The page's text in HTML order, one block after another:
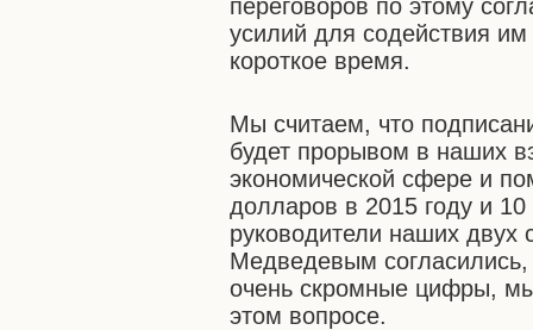
переговоров по этому
усилий для содействия
короткое время.
Мы считаем, что
будет прорывом в наших
экономической сфере и
долларов в 2015 году и 10
руководители наших
Медведевым
очень скромные цифры,
этом вопросе.